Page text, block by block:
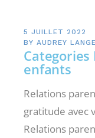
5 JUILLET 2022
BY AUDREY
enfants
Relations
gratitude avec
Relations